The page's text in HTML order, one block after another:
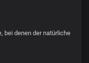
bei denen der natürliche